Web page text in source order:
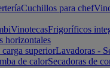
Cuchillos para chef
VinotecasFrigoríficos
horizontales
superiorLavadoras -
de calorSecadoras de